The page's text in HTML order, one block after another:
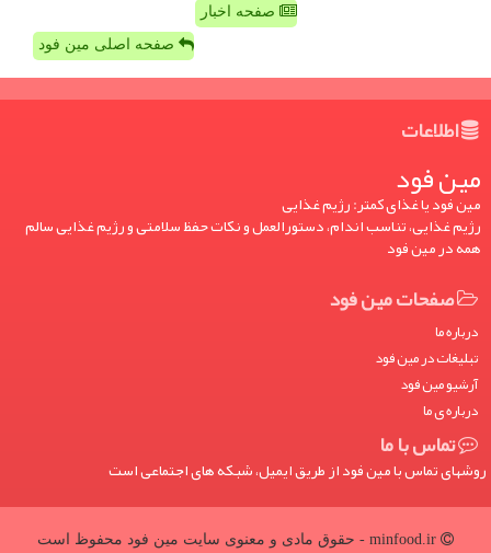
صفحه اخبار
صفحه اصلی مین فود
اطلاعات
مین فود
مین فود یا غذای کمتر: رژیم غذایی
رژیم غذایی، تناسب اندام، دستورالعمل و نکات حفظ سلامتی و رژیم غذایی سالم
همه در مین فود
صفحات مین فود
درباره ما
تبلیغات در مین فود
آرشیو مین فود
درباره ی ما
تماس با ما
روشهای تماس با مین فود از طریق ایمیل، شبکه های اجتماعی است